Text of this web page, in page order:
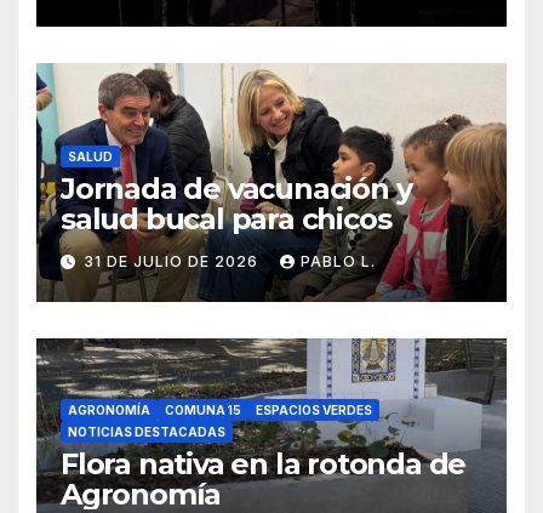
SALUD
Jornada de vacunación y
salud bucal para chicos
31 DE JULIO DE 2026 PABLO L.
AGRONOMÍA COMUNA 15
ESPACIOS VERDES
NOTICIAS DESTACADAS
Flora nativa en la rotonda de
Agronomía